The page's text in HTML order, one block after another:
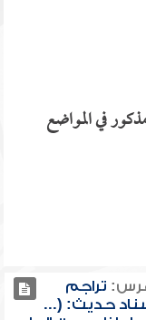
في المواضع
تراجم
حديث: (...